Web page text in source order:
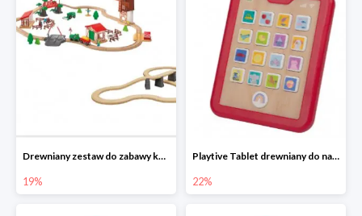
Drewniany zestaw do zabawy kolejką - farma i wiadukt
19%
Playtive Tablet drewniany do nauki, interaktywny
22%